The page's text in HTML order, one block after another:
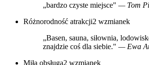
„bardzo czyste miejsce" — Tom
Różnorodność atrakcji2 wzmianek
„Basen, sauna, siłownia,
znajdzie coś dla siebie." — Ewa
Miła obsługa2 wzmianek